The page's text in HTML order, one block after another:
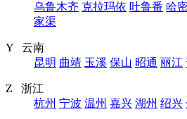
乌鲁木齐 克拉玛依 吐鲁番 哈
家渠
Y 云南
昆明 曲靖 玉溪 保山 昭通 丽江
Z 浙江
杭州 宁波 温州 嘉兴 湖州 绍兴